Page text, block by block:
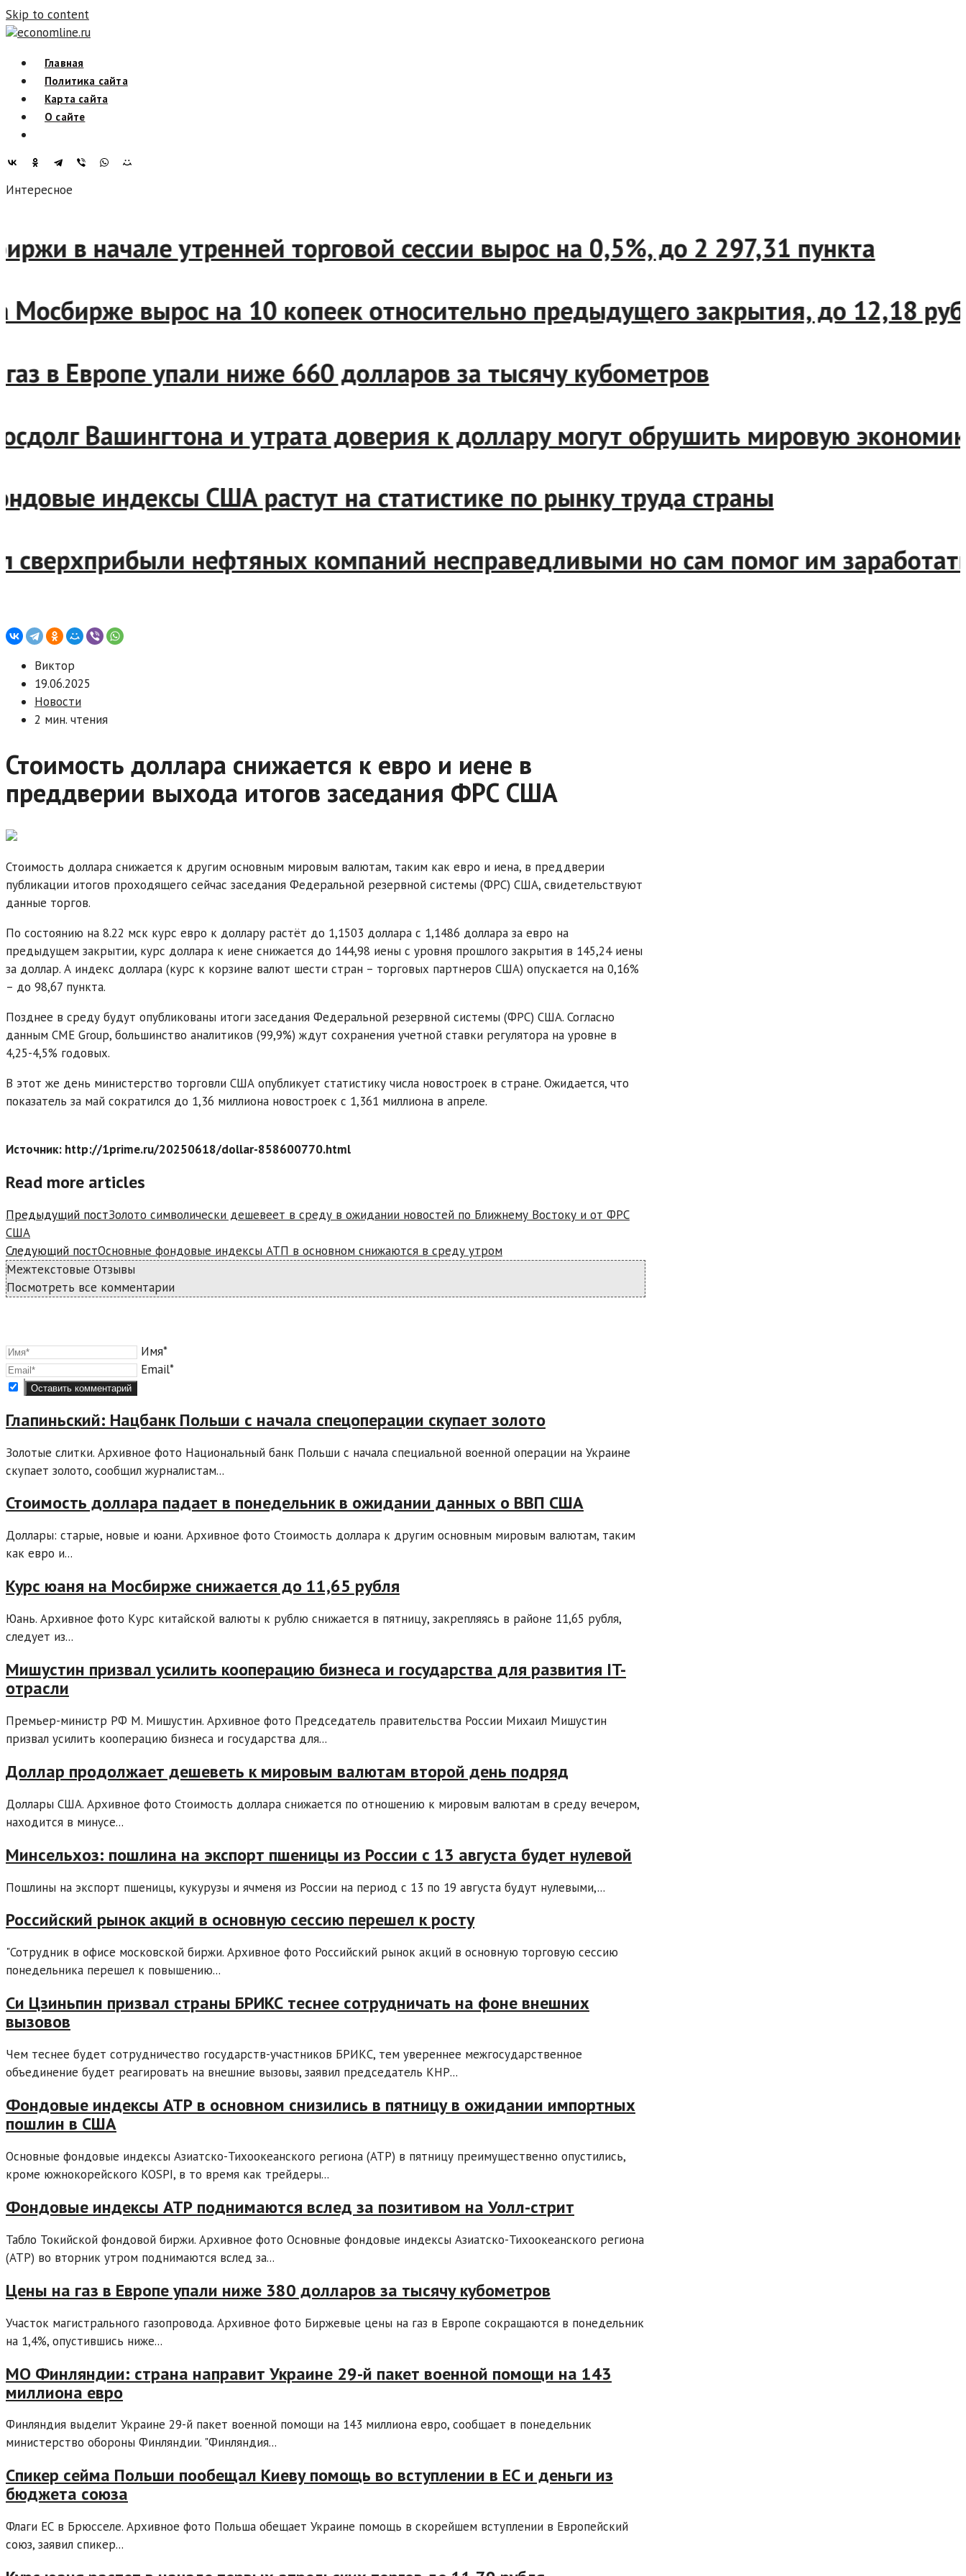
Skip to content
economline.ru
Главная
Политика сайта
Карта сайта
О сайте
Интересное
в начале утренней торговой сессии вырос на 0,5%, до 2 297,31 пункта
на Мосбирже вырос на 10 копеек относительно предыдущего закрытия, до 12,18
газ в Европе упали ниже 660 долларов за тысячу кубометров
госдолг Вашингтона и утрата доверия к доллару могут обрушить мировую
индексы США растут на статистике по рынку труда страны
сверхприбыли нефтяных компаний несправедливыми но сам помог им
Виктор
19.06.2025
Новости
2 мин. чтения
Стоимость доллара снижается к евро и иене в
преддверии выхода итогов заседания ФРС США
Стоимость доллара снижается к другим основным мировым валютам, таким как евро и иена, в преддверии
публикации итогов проходящего сейчас заседания Федеральной резервной системы (ФРС) США, свидетельствуют
данные торгов.
По состоянию на 8.22 мск курс евро к доллару растёт до 1,1503 доллара с 1,1486 доллара за евро на
предыдущем закрытии, курс доллара к иене снижается до 144,98 иены с уровня прошлого закрытия в 145,24 иены
за доллар. А индекс доллара (курс к корзине валют шести стран – торговых партнеров США) опускается на 0,16%
– до 98,67 пункта.
Позднее в среду будут опубликованы итоги заседания Федеральной резервной системы (ФРС) США. Согласно
данным CME Group, большинство аналитиков (99,9%) ждут сохранения учетной ставки регулятора на уровне в
4,25-4,5% годовых.
В этот же день министерство торговли США опубликует статистику числа новостроек в стране. Ожидается, что
показатель за май сократился до 1,36 миллиона новостроек с 1,361 миллиона в апреле.
Источник: http://1prime.ru/20250618/dollar-858600770.html
Read more articles
Предыдущий постЗолото символически дешевеет в среду в ожидании новостей по Ближнему Востоку и от ФРС
США
Следующий постОсновные фондовые индексы АТП в основном снижаются в среду утром
Межтекстовые Отзывы
Посмотреть все комментарии
Имя*
Email*
Глапиньский: Нацбанк Польши с начала спецоперации скупает золото
Золотые слитки. Архивное фото Национальный банк Польши с начала специальной военной операции на Украине
скупает золото, сообщил журналистам...
Стоимость доллара падает в понедельник в ожидании данных о ВВП США
Доллары: старые, новые и юани. Архивное фото Стоимость доллара к другим основным мировым валютам, таким
как евро и...
Курс юаня на Мосбирже снижается до 11,65 рубля
Юань. Архивное фото Курс китайской валюты к рублю снижается в пятницу, закрепляясь в районе 11,65 рубля,
следует из...
Мишустин призвал усилить кооперацию бизнеса и государства для развития IT-
отрасли
Премьер-министр РФ М. Мишустин. Архивное фото Председатель правительства России Михаил Мишустин
призвал усилить кооперацию бизнеса и государства для...
Доллар продолжает дешеветь к мировым валютам второй день подряд
Доллары США. Архивное фото Стоимость доллара снижается по отношению к мировым валютам в среду вечером,
находится в минусе...
Минсельхоз: пошлина на экспорт пшеницы из России с 13 августа будет нулевой
Пошлины на экспорт пшеницы, кукурузы и ячменя из России на период с 13 по 19 августа будут нулевыми,...
Российский рынок акций в основную сессию перешел к росту
"Сотрудник в офисе московской биржи. Архивное фото Российский рынок акций в основную торговую сессию
понедельника перешел к повышению...
Си Цзиньпин призвал страны БРИКС теснее сотрудничать на фоне внешних
вызовов
Чем теснее будет сотрудничество государств-участников БРИКС, тем увереннее межгосударственное
объединение будет реагировать на внешние вызовы, заявил председатель КНР...
Фондовые индексы АТР в основном снизились в пятницу в ожидании импортных
пошлин в США
Основные фондовые индексы Азиатско-Тихоокеанского региона (АТР) в пятницу преимущественно опустились,
кроме южнокорейского KOSPI, в то время как трейдеры...
Фондовые индексы АТР поднимаются вслед за позитивом на Уолл-стрит
Табло Токийской фондовой биржи. Архивное фото Основные фондовые индексы Азиатско-Тихоокеанского региона
(АТР) во вторник утром поднимаются вслед за...
Цены на газ в Европе упали ниже 380 долларов за тысячу кубометров
Участок магистрального газопровода. Архивное фото Биржевые цены на газ в Европе сокращаются в понедельник
на 1,4%, опустившись ниже...
МО Финляндии: страна направит Украине 29-й пакет военной помощи на 143
миллиона евро
Финляндия выделит Украине 29-й пакет военной помощи на 143 миллиона евро, сообщает в понедельник
министерство обороны Финляндии. "Финляндия...
Спикер сейма Польши пообещал Киеву помощь во вступлении в ЕС и деньги из
бюджета союза
Флаги ЕС в Брюсселе. Архивное фото Польша обещает Украине помощь в скорейшем вступлении в Европейский
союз, заявил спикер...